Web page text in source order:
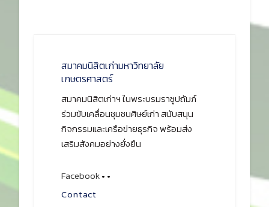
สมาคมนิสิตเก่ามหาวิทยาลัย
เกษตรศาสตร์
สมาคมนิสิตเก่าฯ ในพระบรมราชูปถัมภ์
ร่วมขับเคลื่อนชุมชนศิษย์เก่า สนับสนุน
กิจกรรมและเครือข่ายธุรกิจ พร้อมส่ง
เสริมสังคมอย่างยั่งยืน
Facebook• •
Contact